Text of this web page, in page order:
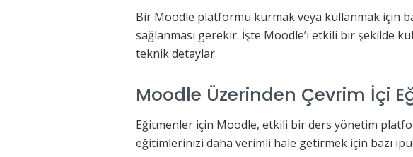
Bir Moodle platformu kurmak veya kullanmak için
sağlanması gerekir. İşte Moodle’ı etkili bir şekilde
teknik detaylar.
Moodle Üzerinden Çevrim İçi
Eğitmenler için Moodle, etkili bir ders yönetim
eğitimlerinizi daha verimli hale getirmek için bazı